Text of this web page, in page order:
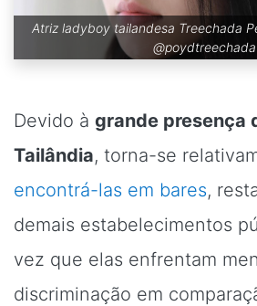
Atriz ladyboy tailandesa Treechada
@poydtreechada
Devido à grande presença
Tailândia, torna-se
encontrá-las em bares,
demais estabelecimentos
vez que elas enfrentam
discriminação em